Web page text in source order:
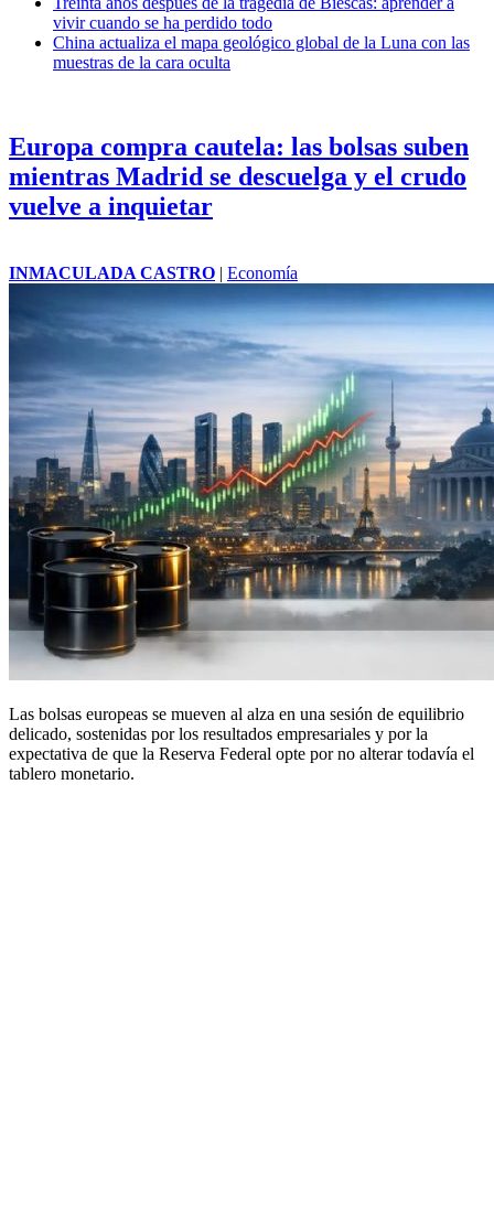
vivir cuando se ha perdido todo
China actualiza el mapa geológico global de la Luna con las
muestras de la cara oculta
Europa compra cautela: las bolsas suben
mientras Madrid se descuelga y el crudo
vuelve a inquietar
INMACULADA CASTRO | Economía
Las bolsas europeas se mueven al alza en una sesión de equilibrio
delicado, sostenidas por los resultados empresariales y por la
expectativa de que la Reserva Federal opte por no alterar todavía el
tablero monetario.